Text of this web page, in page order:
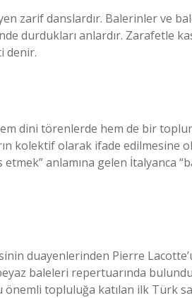
zarif danslardır. Balerinler ve
durdukları anlardır. Zarafetle
denir.
dini törenlerde hem de bir
kolektif olarak ifade edilmesine
anlamına gelen İtalyanca
duayenlerinden Pierre
baleleri repertuarında
önemli topluluğa katılan ilk Türk